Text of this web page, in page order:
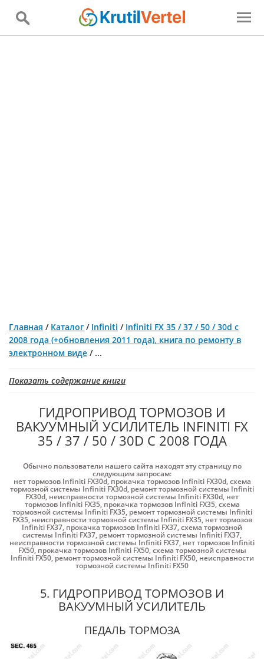
Главная / Каталог / Infiniti / Infiniti FX 35 / 37 / 50 / 30d с
2008 года (+обновления 2011 года), книга по ремонту в
электронном виде / ...
Показать содержание книги
ГИДРОПРИВОД ТОРМОЗОВ И
ВАКУУМНЫЙ УСИЛИТЕЛЬ INFINITI FX
35 / 37 / 50 / 30D С 2008 ГОДА
Обычно пользователи нашего сайта находят эту страницу по
следующим запросам:
нет тормозов Infiniti FX30d,прокачка тормозов Infiniti FX30d,схема
тормозной системы Infiniti FX30d, ремонт тормозной системы Infiniti
FX30d, неисправности тормозной системы Infiniti FX30d, нет
тормозов Infiniti FX35, прокачка тормозов Infiniti FX35,схема
тормозной системы Infiniti FX35, ремонт тормозной системы Infiniti
FX35, неисправности тормозной системы Infiniti FX35, нет тормозов
Infiniti FX37, прокачка тормозов Infiniti FX37,схема тормозной
системы Infiniti FX37, ремонт тормозной системы Infiniti FX37,
неисправности тормозной системы Infiniti FX37, нет тормозов Infiniti
FX50, прокачка тормозов Infiniti FX50,схема тормозной системы
Infiniti FX50, ремонт тормозной системы Infiniti FX50, неисправности
тормозной системы Infiniti FX50
5. ГИДРОПРИВОД ТОРМОЗОВ И
ВАКУУМНЫЙ УСИЛИТЕЛЬ
ПЕДАЛЬ ТОРМОЗА